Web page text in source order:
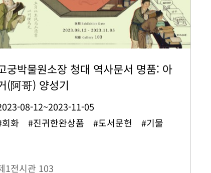
궁박물원소장 청대 역사문서 명품: 아
(阿哥) 양성기
08-12~2023-11-05
회화 #진귀한완상품 #도서문헌 #기물
1전시관 103